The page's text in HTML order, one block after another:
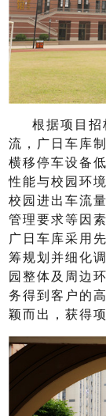
根据项目招
流，广日车库
横移停车设备
性能与校园环
校园进出车流
管理要求等因
广日车库采用
筹规划并细化
园整体及周边
务得到客户的
颖而出，获得